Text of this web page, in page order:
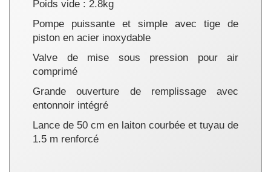
Poids vide : 2.8kg
Pompe puissante et simple avec tige de
piston en acier inoxydable
Valve de mise sous pression pour air
comprimé
Grande ouverture de remplissage avec
entonnoir intégré
Lance de 50 cm en laiton courbée et tuyau de
1.5 m renforcé